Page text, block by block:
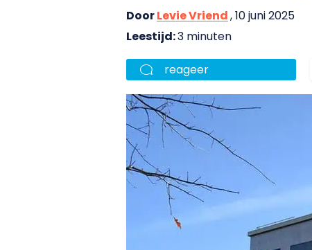
DoorLevie Vriend, 10 juni 2025
Leestijd:3 minuten
reageer